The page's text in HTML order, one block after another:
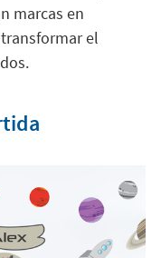
marcas en
el